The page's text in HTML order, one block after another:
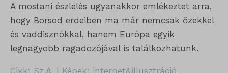
A mostani észlelés ugyanakkor emlékeztet arra,
hogy Borsod erdeiben ma már nemcsak őzekkel
és vaddisznókkal, hanem Európa egyik
legnagyobb ragadozójával is találkozhatunk.
Cikk: Sz.A. | Képek: internet&illusztráció
sessionId
timezone
nyerjünk abba, hogyan lépnek kapcsolatba látogatóink a
weboldalunkkal.
Részletek megjelenítése
_ga